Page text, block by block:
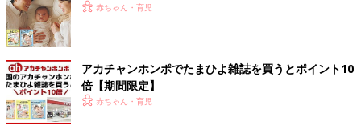
赤ちゃん・育児
アカチャンホンポでたまひよ雑誌を買うとポイント10
倍【期間限定】
赤ちゃん・育児